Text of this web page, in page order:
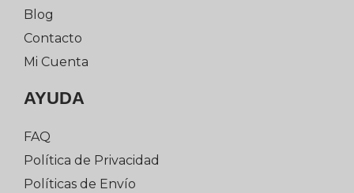
Blog
Contacto
Mi Cuenta
AYUDA
FAQ
Política de Privacidad
Políticas de Envío